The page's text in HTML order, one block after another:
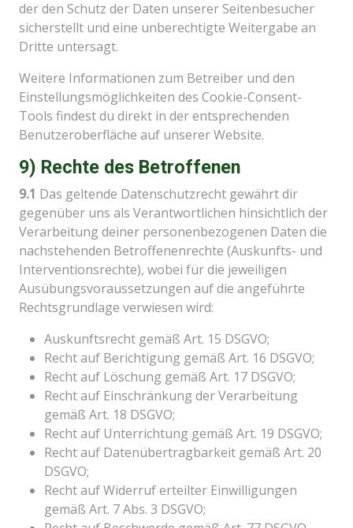
der den Schutz der Daten unserer Seitenbesucher
sicherstellt und eine unberechtigte Weitergabe an
Dritte untersagt.
Weitere Informationen zum Betreiber und den
Einstellungsmöglichkeiten des Cookie-Consent-
Tools findest du direkt in der entsprechenden
Benutzeroberfläche auf unserer Website.
9) Rechte des Betroffenen
9.1 Das geltende Datenschutzrecht gewährt dir
gegenüber uns als Verantwortlichen hinsichtlich der
Verarbeitung deiner personenbezogenen Daten die
nachstehenden Betroffenenrechte (Auskunfts- und
Interventionsrechte), wobei für die jeweiligen
Ausübungsvoraussetzungen auf die angeführte
Rechtsgrundlage verwiesen wird:
Auskunftsrecht gemäß Art. 15 DSGVO;
Recht auf Berichtigung gemäß Art. 16 DSGVO;
Recht auf Löschung gemäß Art. 17 DSGVO;
Recht auf Einschränkung der Verarbeitung
gemäß Art. 18 DSGVO;
Recht auf Unterrichtung gemäß Art. 19 DSGVO;
Recht auf Datenübertragbarkeit gemäß Art. 20
DSGVO;
Recht auf Widerruf erteilter Einwilligungen
gemäß Art. 7 Abs. 3 DSGVO;